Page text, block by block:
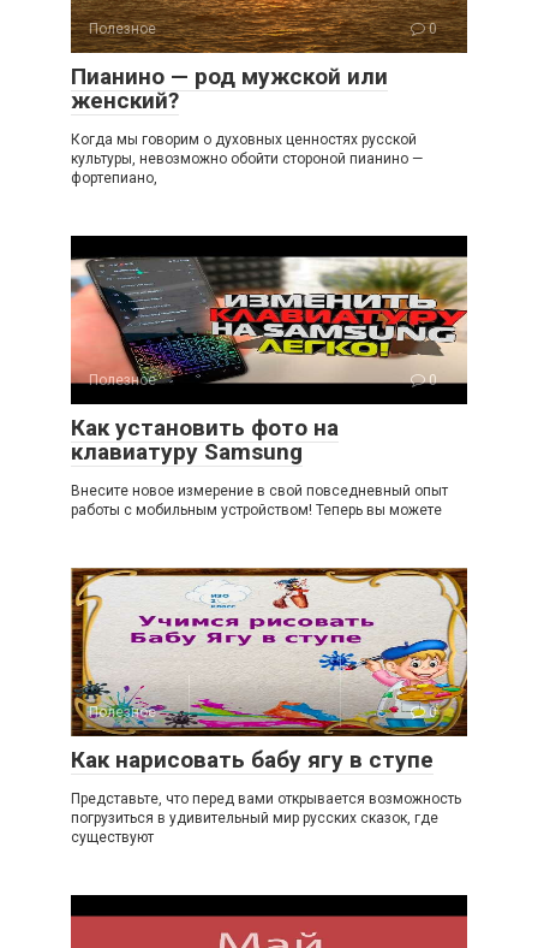
Полезное 0
Пианино — род мужской или
женский?
Когда мы говорим о духовных ценностях русской
культуры, невозможно обойти стороной пианино —
фортепиано,
Полезное 0
Как установить фото на
клавиатуру Samsung
Внесите новое измерение в свой повседневный опыт
работы с мобильным устройством! Теперь вы можете
Полезное 0
Как нарисовать бабу ягу в ступе
Представьте, что перед вами открывается возможность
погрузиться в удивительный мир русских сказок, где
существуют